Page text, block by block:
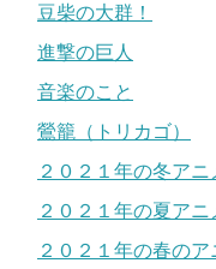
豆柴の大群！
進撃の巨人
音楽のこと
鶯籠（トリカゴ）
２０２１年の冬アニ
２０２１年の夏アニ
２０２１年の春のア